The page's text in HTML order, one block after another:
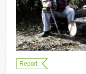
Report